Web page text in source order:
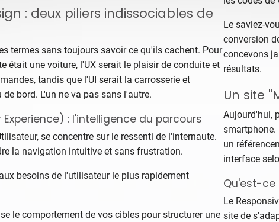
: deux piliers indissociables de
termes sans toujours savoir ce qu'ils cachent. Pour
était une voiture, l'UX serait le plaisir de conduite et
tandis que l'UI serait la carrosserie et
de bord. L'un ne va pas sans l'autre.
Experience) : l'intelligence du parcours
se concentre sur le ressenti de l'internaute.
la navigation intuitive et sans frustration.
aux besoins de l'utilisateur le plus rapidement
le comportement de vos cibles pour structurer une
Le saviez-
conversion
concevons
résultats.
Un site
Aujourd'hui,
smartphone.
un
interface
Qu'est-ce
Le
site de